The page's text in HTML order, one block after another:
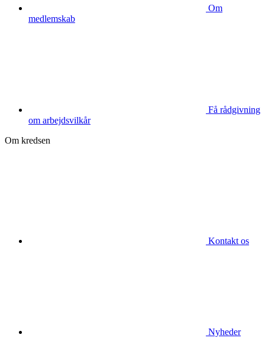
Om
medlemskab
Få rådgivning
om arbejdsvilkår
Om kredsen
Kontakt os
Nyheder